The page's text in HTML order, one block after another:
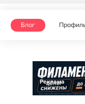
Блог
Реклама